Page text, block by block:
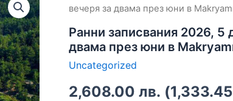
вечеря за двама през юни в
Ранни записвания 2026, 5
двама през юни в
Uncategorized
2,608.00 лв. (1,333.45